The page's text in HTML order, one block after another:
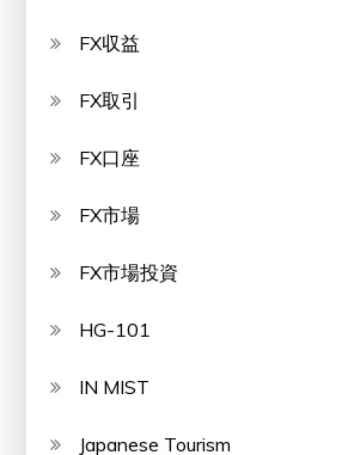
FX収益
FX取引
FX口座
FX市場
FX市場投資
HG-101
IN MIST
Japanese Tourism